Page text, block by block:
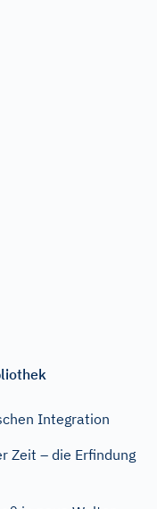
Integration
Zeit – die Erfindung